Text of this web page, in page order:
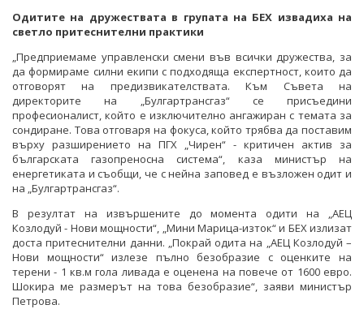
Одитите на дружествата в групата на БЕХ извадиха на
светло притеснителни практики
„Предприемаме управленски смени във всички дружества, за
да формираме силни екипи с подходяща експертност, които да
отговорят на предизвикателствата. Към Съвета на
директорите на „Булгартрансгаз“ се присъедини
професионалист, който е изключително ангажиран с темата за
сондиране. Това отговаря на фокуса, който трябва да поставим
върху разширението на ПГХ „Чирен“ - критичен актив за
българската газопреносна система“, каза министър на
енергетиката и съобщи, че с нейна заповед е възложен одит и
на „Булгартрансгаз“.
В резултат на извършените до момента одити на „АЕЦ
Козлодуй - Нови мощности“, „Мини Марица-изток“ и БЕХ излизат
доста притеснителни данни. „Покрай одита на „АЕЦ Козлодуй –
Нови мощности“ излезе пълно безобразие с оценките на
терени - 1 кв.м гола ливада е оценена на повече от 1600 евро.
Шокира ме размерът на това безобразие“, заяви министър
Петрова.